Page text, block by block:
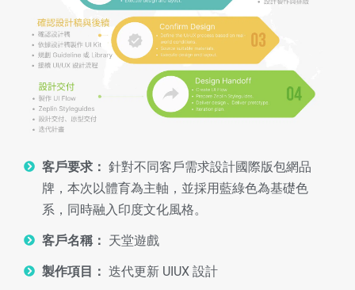
客戶要求： 針對不同客戶需求設計國際版包網品
牌，本次以體育為主軸，並採用藍綠色為基礎色
系，同時融入印度文化風格。
客戶名稱： 天堂遊戲
製作項目： 迭代更新 UIUX 設計